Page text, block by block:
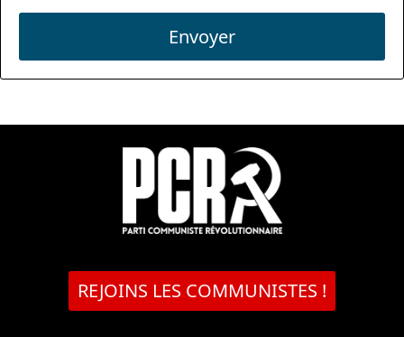
Envoyer
REJOINS LES COMMUNISTES !